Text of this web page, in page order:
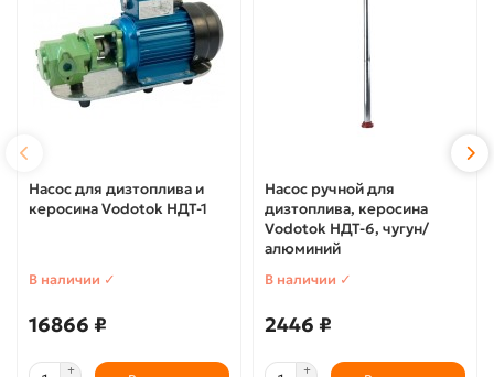
Насос для дизтоплива и
керосина Vodotok НДТ-1
В наличии ✓
16866 ₽
Насос ручной для
дизтоплива, керосина
Vodotok НДТ-6, чугун/
алюминий
В наличии ✓
2446 ₽